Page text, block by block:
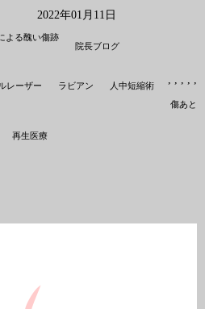
2022年01月11日
よる醜い傷跡
院長ブログ
レーザー ,
ラビアン ,
人中短縮術 ,
傷あと
, ,
再生医療